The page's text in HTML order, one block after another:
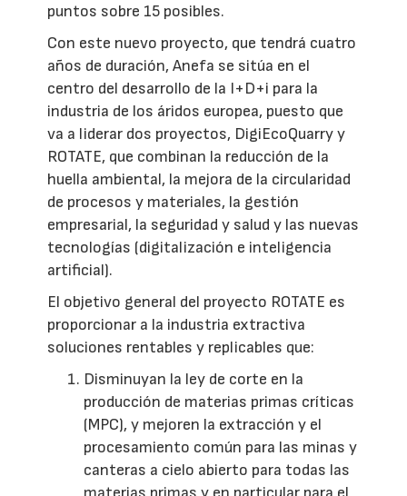
puntos sobre 15 posibles.
Con este nuevo proyecto, que tendrá cuatro
años de duración, Anefa se sitúa en el
centro del desarrollo de la I+D+i para la
industria de los áridos europea, puesto que
va a liderar dos proyectos, DigiEcoQuarry y
ROTATE, que combinan la reducción de la
huella ambiental, la mejora de la circularidad
de procesos y materiales, la gestión
empresarial, la seguridad y salud y las nuevas
tecnologías (digitalización e inteligencia
artificial).
El objetivo general del proyecto ROTATE es
proporcionar a la industria extractiva
soluciones rentables y replicables que:
Disminuyan la ley de corte en la
producción de materias primas críticas
(MPC), y mejoren la extracción y el
procesamiento común para las minas y
canteras a cielo abierto para todas las